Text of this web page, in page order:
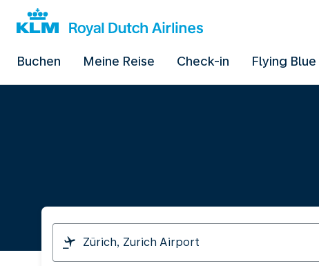
Buchen Meine Reise Check-in Flying Blue
Ich
reise
von